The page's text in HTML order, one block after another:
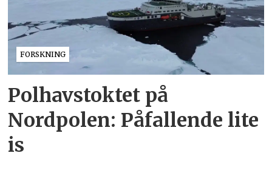
FORSKNING
Polhavstoktet på
Nordpolen: Påfallende lite
is